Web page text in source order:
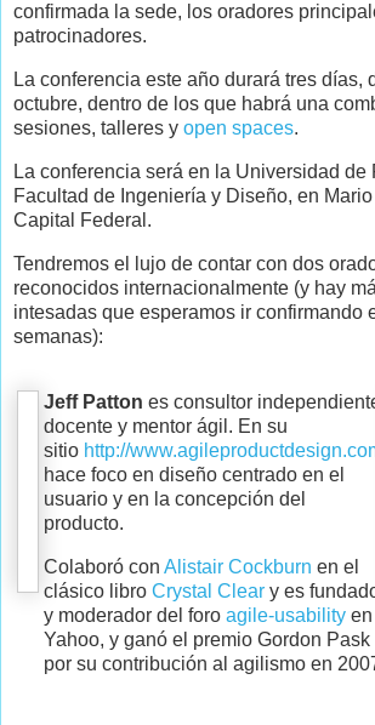
confirmada la sede, los oradores
patrocinadores.
La conferencia este año durará tres días,
octubre, dentro de los que habrá una
sesiones, talleres y open spaces.
La conferencia será en la Universidad de
Facultad de Ingeniería y Diseño, en
Capital Federal.
Tendremos el lujo de contar con dos
reconocidos internacionalmente (y hay
intesadas que esperamos ir confirmando
semanas):
Jeff Patton es consultor
docente y mentor ágil. En su
sitio http://
hace foco en diseño centrado en el
usuario y en la concepción del
producto.
Colaboró con Alistair Cockburn en el
clásico libro Crystal Clear y es
y moderador del foro agile-usability en
Yahoo, y ganó el premio Gordon Pask
por su contribución al agilismo en